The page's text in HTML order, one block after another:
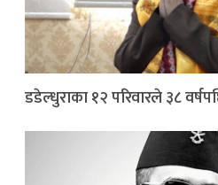
डडेल्धुराका १२ परिवारले ३८